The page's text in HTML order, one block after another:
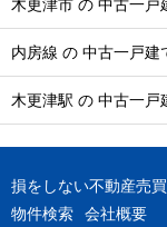
木更津市 の 中古一戸
内房線 の 中古一戸建
木更津駅 の 中古一戸
損をしない不動産売
物件検索
会社概要